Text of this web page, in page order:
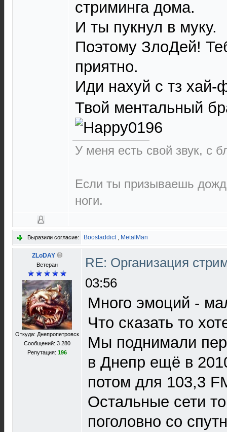
стриминга дома.
И ты пукнул в муку.
Поэтому ЗлоДей!
приятно.
Иди нахуй с тз
Твой ментальный
У меня есть свой звук, с
Если ты призываешь
ноги.
Выразили согласие: Boostaddict, MetalMan
ZLoDAY
Ветеран
Откуда: Днепропетровск
Сообщений: 3 280
Репутация: 196
RE: Организация
03:56
Много эмоций -
Что сказать то
Мы поднимали
в Днепр ещё в
потом для 103,3
Остальные сети
поголовно со